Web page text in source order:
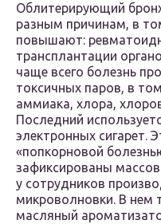
Облитерирующий
разным причинам, в
повышают:
трансплантации
чаще всего болезнь
токсичных паров, в
аммиака, хлора,
Последний
электронных сигарет.
«попкорновой
зафиксированы
у сотрудников
микроволновки. В нем
масляный